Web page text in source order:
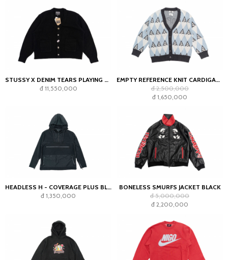
STUSSY X DENIM TEARS PLAYING CARD SUITS CARDIGAN BLACK
đ 11,550,000
EMPTY REFERENCE KNIT CARDIGAN BLUE
đ 2,500,000
đ 1,650,000
HEADLESS H - COVERAGE PLUS BLACK
đ 1,350,000
BONELESS SMURFS JACKET BLACK
đ 5,000,000
đ 2,200,000